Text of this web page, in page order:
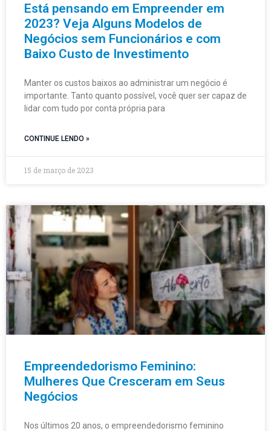
Está pensando em Empreender em
2023? Veja Alguns Modelos de
Negócios sem Funcionários e com
Baixo Custo de Investimento
Manter os custos baixos ao administrar um negócio é
importante. Tanto quanto possível, você quer ser capaz de
lidar com tudo por conta própria para
CONTINUE LENDO »
15 de março de 2023
Empreendedorismo Feminino:
Mulheres Que Cresceram em Seus
Negócios
Nos últimos 20 anos, o empreendedorismo feminino